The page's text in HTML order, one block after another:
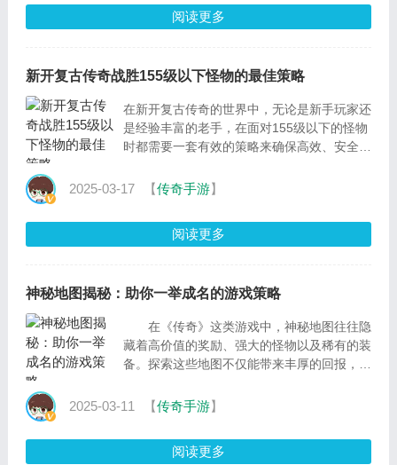
阅读更多
新开复古传奇战胜155级以下怪物的最佳策略
在新开复古传奇的世界中，无论是新手玩家还
是经验丰富的老手，在面对155级以下的怪物
时都需要一套有效的策略来确保高效、安全地
佳策略，帮助你在与这些怪物的战斗中占据上
2025-03-17 【传奇手游】
阅读更多
神秘地图揭秘：助你一举成名的游戏策略
在《传奇》这类游戏中，神秘地图往往隐
藏着高价值的奖励、强大的怪物以及稀有的装
备。探索这些地图不仅能带来丰厚的回报，还
何揭
2025-03-11 【传奇手游】
阅读更多